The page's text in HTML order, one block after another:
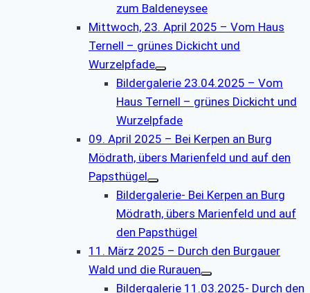
zum Baldeneysee
Mittwoch, 23. April 2025 – Vom Haus
Ternell – grünes Dickicht und
Wurzelpfade
Bildergalerie 23.04.2025 – Vom
Haus Ternell – grünes Dickicht und
Wurzelpfade
09. April 2025 – Bei Kerpen an Burg
Mödrath, übers Marienfeld und auf den
Papsthügel
Bildergalerie- Bei Kerpen an Burg
Mödrath, übers Marienfeld und auf
den Papsthügel
11. März 2025 – Durch den Burgauer
Wald und die Rurauen
Bildergalerie 11.03.2025- Durch den